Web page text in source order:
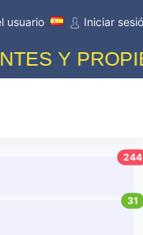
usuario Iniciar
Y
244
31